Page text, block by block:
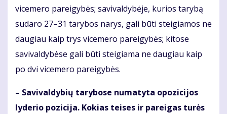
vicemero pareigybės; savivaldybėje, kurios tarybą
sudaro 27–31 tarybos narys, gali būti steigiamos ne
daugiau kaip trys vicemero pareigybės; kitose
savivaldybėse gali būti steigiama ne daugiau kaip
po dvi vicemero pareigybės.
– Savivaldybių tarybose numatyta opozicijos
lyderio pozicija. Kokias teises ir pareigas turės